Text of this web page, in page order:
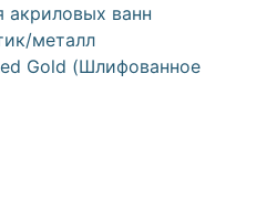
акриловых ванн
металл
Gold (Шлифованное